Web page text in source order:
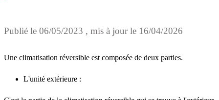
Publié le 06/05/2023 , mis à jour le 16/04/2026
Une climatisation réversible est composée de deux parties.
L'unité extérieure :